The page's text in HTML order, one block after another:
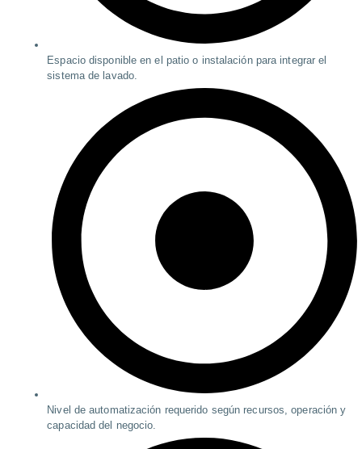
Espacio disponible en el patio o instalación para integrar el
sistema de lavado.
Nivel de automatización requerido según recursos, operación y
capacidad del negocio.